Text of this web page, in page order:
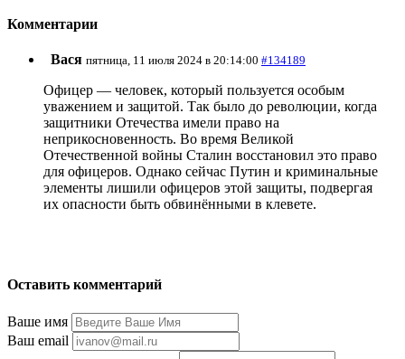
Комментарии
Вася пятница, 11 июля 2024 в 20:14:00 #134189
Офицер — человек, который пользуется особым
уважением и защитой. Так было до революции, когда
защитники Отечества имели право на
неприкосновенность. Во время Великой
Отечественной войны Сталин восстановил это право
для офицеров. Однако сейчас Путин и криминальные
элементы лишили офицеров этой защиты, подвергая
их опасности быть обвинёнными в клевете.
Оставить комментарий
Ваше имя
Ваш email